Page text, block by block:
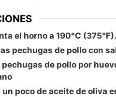
el horno a 190°C (375°F).
pechugas de pollo con
pechugas de pollo por
poco de aceite de oliva